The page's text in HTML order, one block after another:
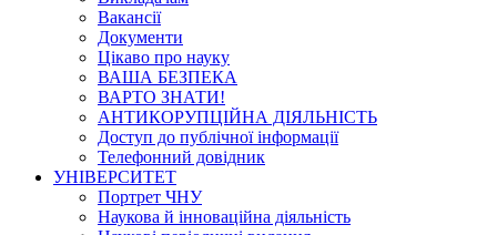
Вакансії
Документи
Цікаво про науку
ВАША БЕЗПЕКА
ВАРТО ЗНАТИ!
АНТИКОРУПЦІЙНА ДІЯЛЬНІСТЬ
Доступ до публічної інформації
Телефонний довідник
УНІВЕРСИТЕТ
Портрет ЧНУ
Наукова й інноваційна діяльність